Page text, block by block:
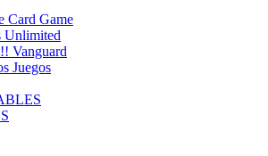
Card Game
Unlimited
Vanguard
Juegos